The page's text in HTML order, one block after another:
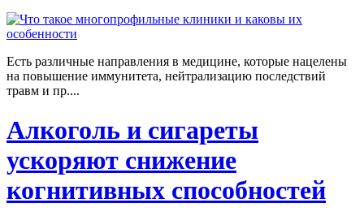
Есть различные направления в медицине, которые нацелены
на повышение иммунитета, нейтрализацию последствий
травм и пр....
Алкоголь и сигареты
ускоряют снижение
когнитивных способностей